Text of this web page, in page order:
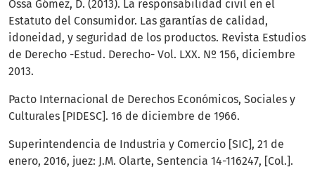
Ossa Gómez, D. (2013). La responsabilidad civil en el
Estatuto del Consumidor. Las garantías de calidad,
idoneidad, y seguridad de los productos. Revista Estudios
de Derecho -Estud. Derecho- Vol. LXX. Nº 156, diciembre
2013.
Pacto Internacional de Derechos Económicos, Sociales y
Culturales [PIDESC]. 16 de diciembre de 1966.
Superintendencia de Industria y Comercio [SIC], 21 de
enero, 2016, juez: J.M. Olarte, Sentencia 14-116247, [Col.].